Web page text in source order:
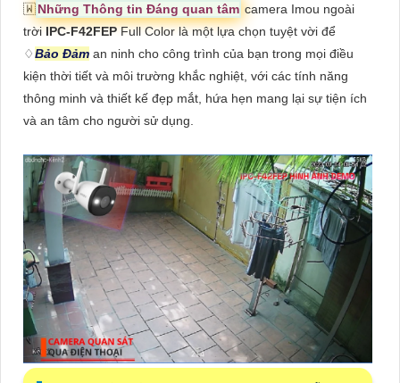
🇼Những Thông tin Đáng quan tâm camera Imou ngoài
trờiIPC-F42FEPFull Color là một lựa chọn tuyệt vời để
♢Bảo Đảm an ninh cho công trình của bạn trong mọi điều
kiện thời tiết và môi trường khắc nghiệt, với các tính năng
thông minh và thiết kế đẹp mắt, hứa hẹn mang lại sự tiện ích
và an tâm cho người sử dụng.